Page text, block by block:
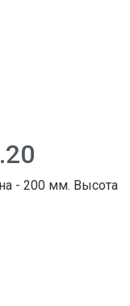
- 200 мм. Высота